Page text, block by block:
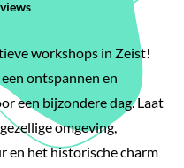
workshops in Zeist!
ontspannen en
een bijzondere dag. Laat
omgeving,
en het historische charm